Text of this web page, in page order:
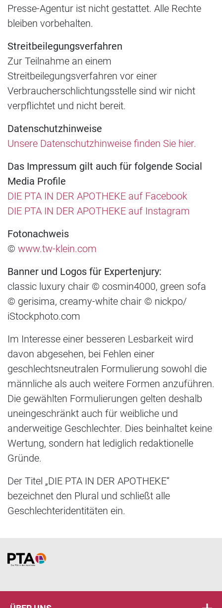
Presse-Agentur ist nicht gestattet. Alle Rechte
bleiben vorbehalten.
Streitbeilegungsverfahren
Zur Teilnahme an einem
Streitbeilegungsverfahren vor einer
Verbraucherschlichtungsstelle sind wir nicht
verpflichtet und nicht bereit.
Datenschutzhinweise
Unsere Datenschutzhinweise finden Sie hier.
Das Impressum gilt auch für folgende Social
Media Profile
DIE PTA IN DER APOTHEKE auf Facebook
DIE PTA IN DER APOTHEKE auf Instagram
Fotonachweis
© www.tw-klein.com
Banner und Logos für Expertenjury:
classic luxury chair © cosmin4000, green sofa
© gerisima, creamy-white chair © nickpo/
iStockphoto.com
Im Interesse einer besseren Lesbarkeit wird
davon abgesehen, bei Fehlen einer
geschlechtsneutralen Formulierung sowohl die
männliche als auch weitere Formen anzuführen.
Die gewählten Formulierungen gelten deshalb
uneingeschränkt auch für weibliche und
anderweitige Geschlechter. Dies beinhaltet keine
Wertung, sondern hat lediglich redaktionelle
Gründe.
Der Titel „DIE PTA IN DER APOTHEKE“
bezeichnet den Plural und schließt alle
Geschlechteridentitäten ein.
Home